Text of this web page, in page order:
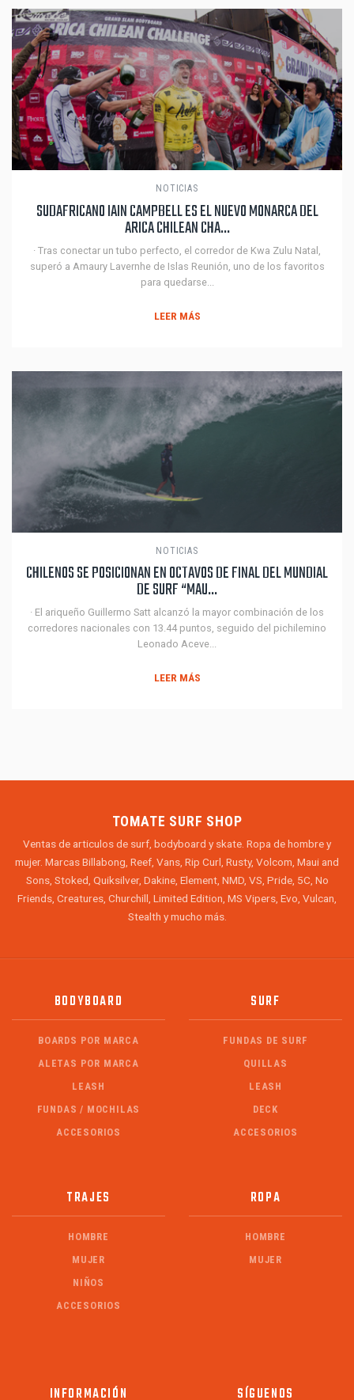
NOTICIAS
SUDAFRICANO IAIN CAMPBELL ES EL NUEVO MONARCA DEL
ARICA CHILEAN CHA...
· Tras conectar un tubo perfecto, el corredor de Kwa Zulu Natal,
superó a Amaury Lavernhe de Islas Reunión, uno de los favoritos
para quedarse...
LEER MÁS
NOTICIAS
CHILENOS SE POSICIONAN EN OCTAVOS DE FINAL DEL MUNDIAL
DE SURF “MAU...
· El ariqueño Guillermo Satt alcanzó la mayor combinación de los
corredores nacionales con 13.44 puntos, seguido del pichilemino
Leonado Aceve...
LEER MÁS
TOMATE SURF SHOP
Ventas de articulos de surf, bodyboard y skate. Ropa de hombre y
mujer. Marcas Billabong, Reef, Vans, Rip Curl, Rusty, Volcom, Maui and
Sons, Stoked, Quiksilver, Dakine, Element, NMD, VS, Pride, 5C, No
Friends, Creatures, Churchill, Limited Edition, MS Vipers, Evo, Vulcan,
Stealth y mucho más.
BODYBOARD
BOARDS POR MARCA
ALETAS POR MARCA
LEASH
FUNDAS / MOCHILAS
ACCESORIOS
SURF
FUNDAS DE SURF
QUILLAS
LEASH
DECK
ACCESORIOS
TRAJES
HOMBRE
MUJER
NIÑOS
ACCESORIOS
ROPA
HOMBRE
MUJER
INFORMACIÓN SÍGUENOS